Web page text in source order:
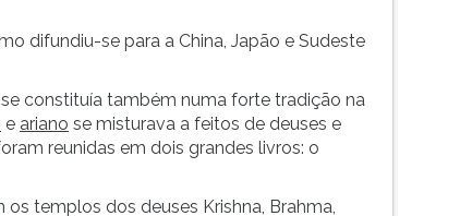
difundiu-se para a China, Japão e Sudeste
constituía também numa forte tradição na
e ariano se misturava a feitos de deuses e
reunidas em dois grandes livros: o
templos dos deuses Krishna, Brahma,